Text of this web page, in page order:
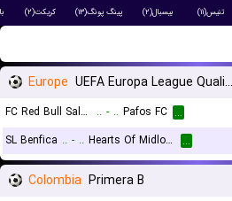
تنیس(۱۱) بیسبال(۲) پینگ پونگ(۱۳) کریکت(۲)
Europe UEFA Europa League Qualification
FC Red Bull Salzburg .. - .. Pafos FC ...
SL Benfica .. - .. Hearts Of Midlothian FC ...
Colombia Primera B